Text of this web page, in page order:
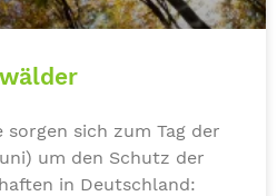
sorgen sich zum Tag der
um den Schutz der
in Deutschland: